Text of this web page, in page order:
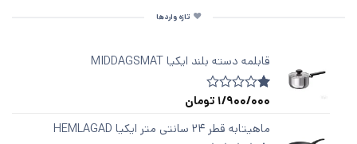
تازه واردها
قابلمه دسته‌ بلند ایکیا MIDDAGSMAT
امتیازدهی
از
1
1/900/000 تومان
ماهیتابه قطر ۲۴ سانتی متر ایکیا HEMLAGAD